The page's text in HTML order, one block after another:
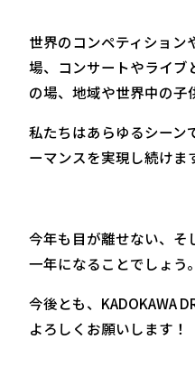
世界のコンペティション
場、コンサートやライブ
の場、地域や世界中の子
私たちはあらゆるシーン
ーマンスを実現し続けま
今年も目が離せない、そ
一年になることでしょう。
今後とも、KADOKAWA
よろしくお願いします！